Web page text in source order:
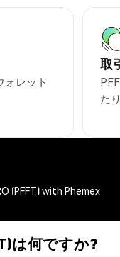
ォレット
取
た
(PFFT) with Phemex
は何ですか?